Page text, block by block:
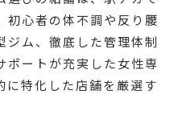
初心者の体不調や反り腰
ジム、徹底した管理体制
ポートが充実した女性専
に特化した店舗を厳選す